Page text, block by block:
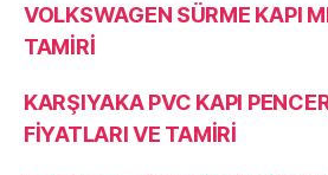
VOLKSWAGEN SÜRME KAPI
TAMİRİ
KARŞIYAKA PVC KAPI
FİYATLARI VE TAMİRİ